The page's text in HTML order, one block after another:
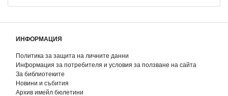
ИНФОРМАЦИЯ
Политика за защита на личните данни
Информация за потребителя и условия за ползване на сайта
За библиотеките
Новини и събития
Архив имейл бюлетини